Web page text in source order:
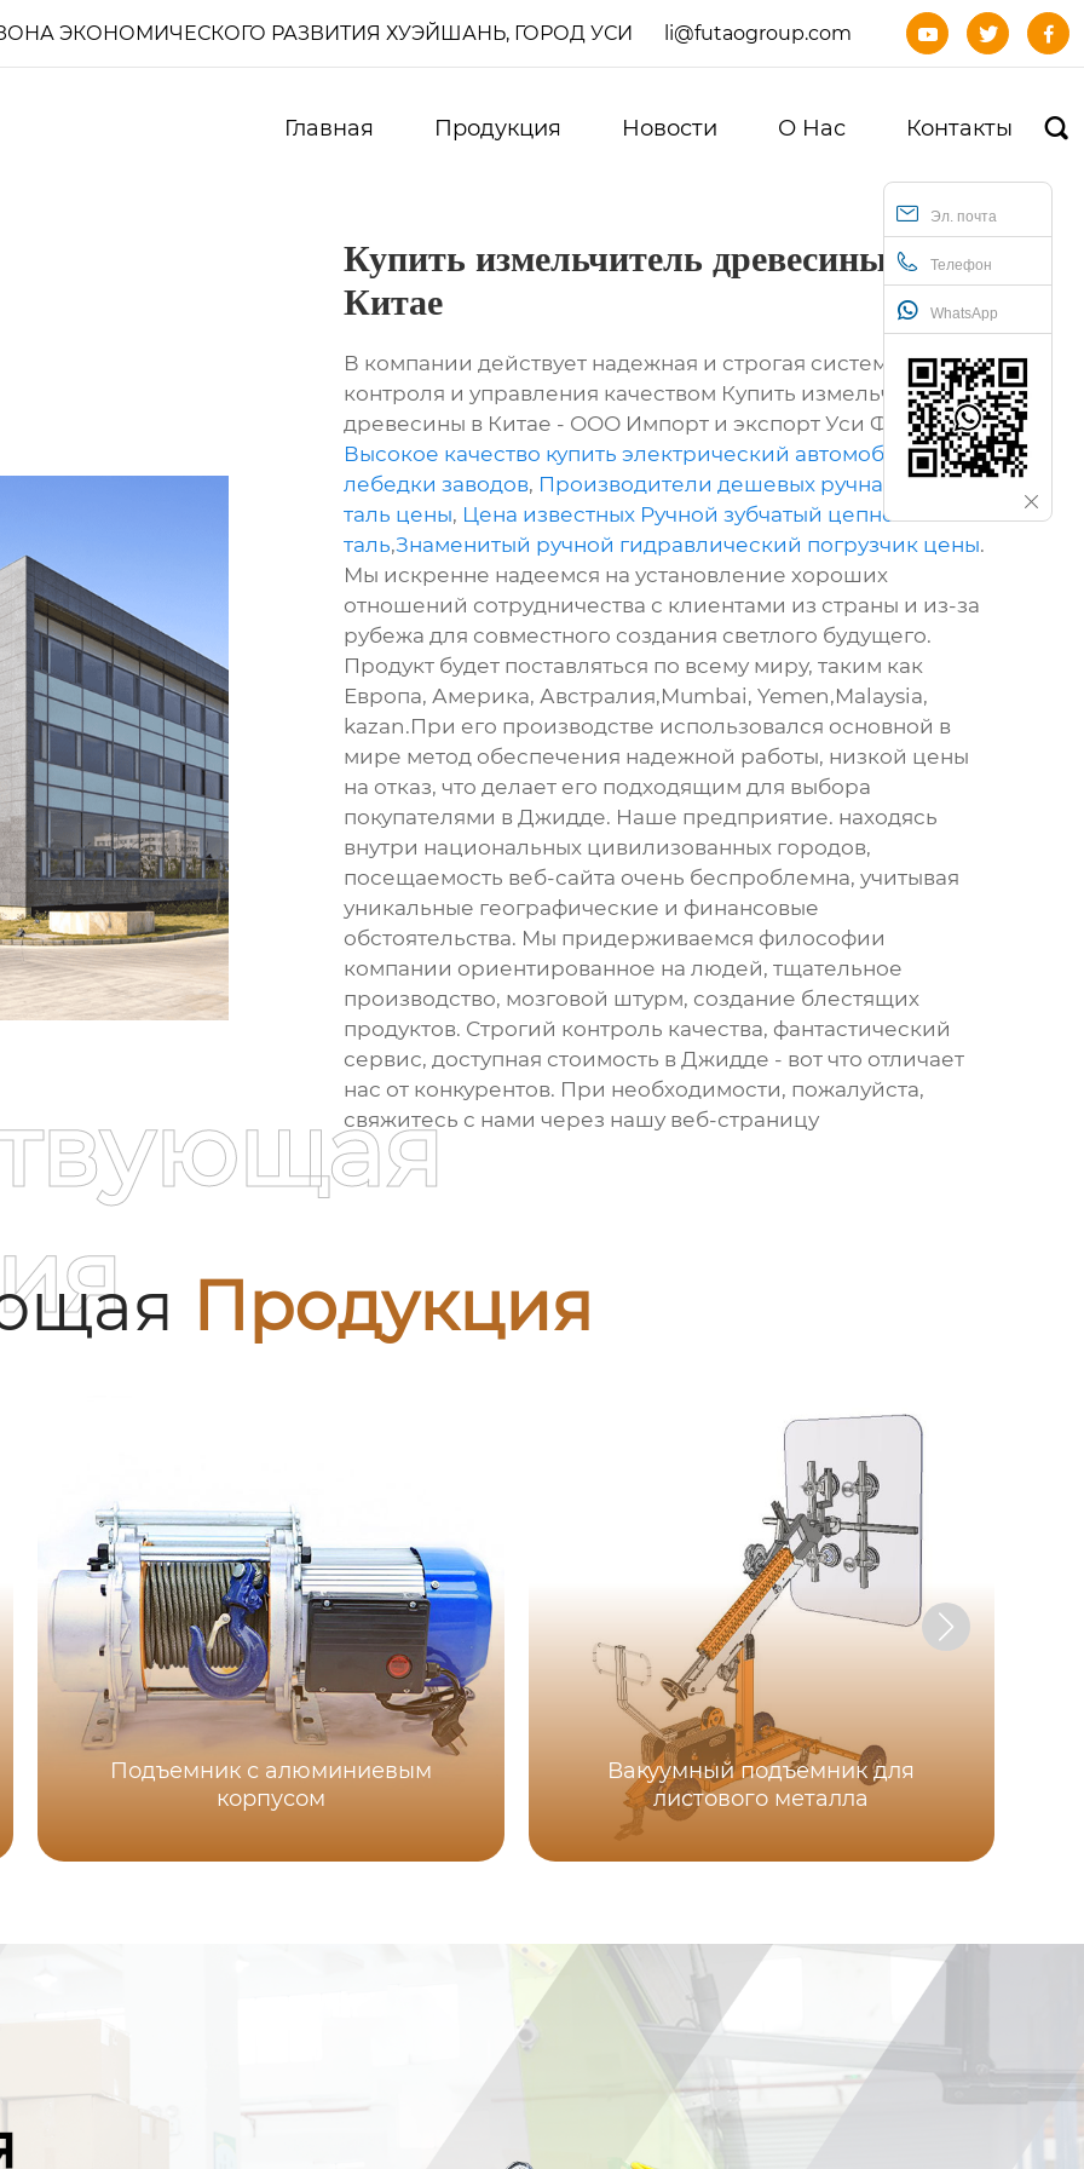
ЭКОНОМИЧЕСКОГО РАЗВИТИЯ ХУЭЙШАНЬ, ГОРОД УСИ li@futaogroup.com   
Главная Продукция Новости О Нас Контакты 
Эл. почта
Телефон
WhatsApp
Купить измельчитель древесины в
Китае
В компании действует надежная и строгая система
контроля и управления качеством Купить измельчитель
древесины в Китае - ООО Импорт и экспорт Уси Футао,
Высокое качество купить электрический автомобиль
лебедки заводов, Производители дешевых ручная цепная
таль цены, Цена известных Ручной зубчатый цепной
таль,Знаменитый ручной гидравлический погрузчик цены.
Мы искренне надеемся на установление хороших
отношений сотрудничества с клиентами из страны и из-за
рубежа для совместного создания светлого будущего.
Продукт будет поставляться по всему миру, таким как
Европа, Америка, Австралия,Mumbai, Yemen,Malaysia,
kazan.При его производстве использовался основной в
мире метод обеспечения надежной работы, низкой цены
на отказ, что делает его подходящим для выбора
покупателями в Джидде. Наше предприятие. находясь
внутри национальных цивилизованных городов,
посещаемость веб-сайта очень беспроблемна, учитывая
уникальные географические и финансовые
обстоятельства. Мы придерживаемся философии
компании ориентированное на людей, тщательное
производство, мозговой штурм, создание блестящих
продуктов. Строгий контроль качества, фантастический
сервис, доступная стоимость в Джидде - вот что отличает
нас от конкурентов. При необходимости, пожалуйста,
свяжитесь с нами через нашу веб-страницу
Продукция
Подъемник с алюминиевым
корпусом
Вакуумный подъемник для
листового металла